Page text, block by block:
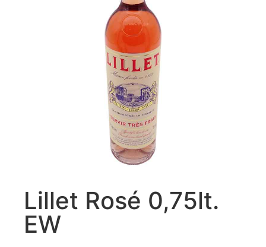
Lillet Rosé 0,75lt.
EW